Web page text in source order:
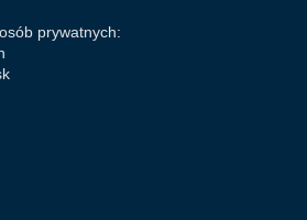
prywatnych: